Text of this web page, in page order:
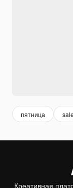
пятница sale
Креативная